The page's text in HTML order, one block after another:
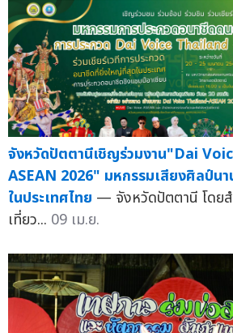
จังหวัดปัตตานีเชิญร่วมงาน"Dai
ASEAN 2026" มหกรรมเสียงศิลป์น
ในประเทศไทย — จังหวัดปัตตานี โดย
เที่ยว... 09 เม.ย.